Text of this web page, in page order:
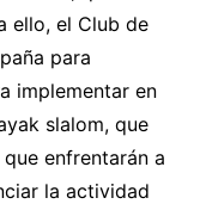
ello, el Club de
para
implementar en
slalom, que
enfrentarán a
la actividad